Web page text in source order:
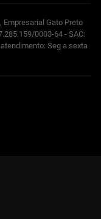
Empresarial Gato Preto
0003-64 - SAC:
Seg a sexta